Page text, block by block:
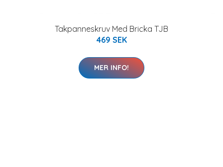
Takpanneskruv Med Bricka TJB
469 SEK
MER INFO!